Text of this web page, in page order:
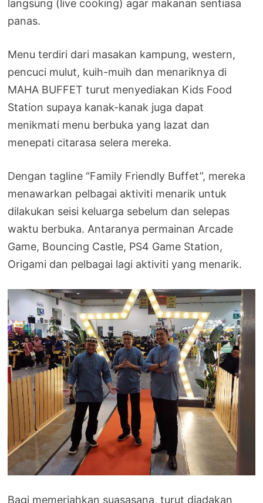
langsung (live cooking) agar makanan sentiasa
panas.
Menu terdiri dari masakan kampung, western,
pencuci mulut, kuih-muih dan menariknya di
MAHA BUFFET turut menyediakan Kids Food
Station supaya kanak-kanak juga dapat
menikmati menu berbuka yang lazat dan
menepati citarasa selera mereka.
Dengan tagline “Family Friendly Buffet”, mereka
menawarkan pelbagai aktiviti menarik untuk
dilakukan seisi keluarga sebelum dan selepas
waktu berbuka. Antaranya permainan Arcade
Game, Bouncing Castle, PS4 Game Station,
Origami dan pelbagai lagi aktiviti yang menarik.
Bagi memeriahkan suasasana, turut diadakan